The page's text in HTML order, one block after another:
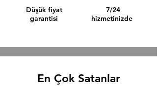
Düşük fiyat
garantisi
7/24
hizmetinizde
En Çok Satanlar